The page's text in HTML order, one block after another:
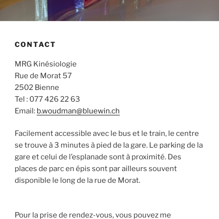
CONTACT
MRG Kinésiologie
Rue de Morat 57
2502 Bienne
Tel : 077 426 22 63
Email: b.woudman@bluewin.ch
Facilement accessible avec le bus et le train, le centre
se trouve à 3 minutes à pied de la gare. Le parking de la
gare et celui de l’esplanade sont à proximité. Des
places de parc en épis sont par ailleurs souvent
disponible le long de la rue de Morat.
Pour la prise de rendez-vous, vous pouvez me